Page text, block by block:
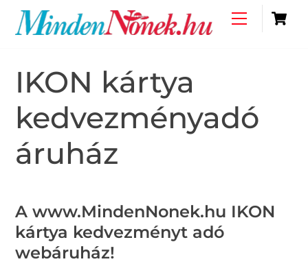
content
Menu
IKON kártya
kedvezményadó
áruház
A www.MindenNonek.hu IKON
kártya kedvezményt adó
webáruház!